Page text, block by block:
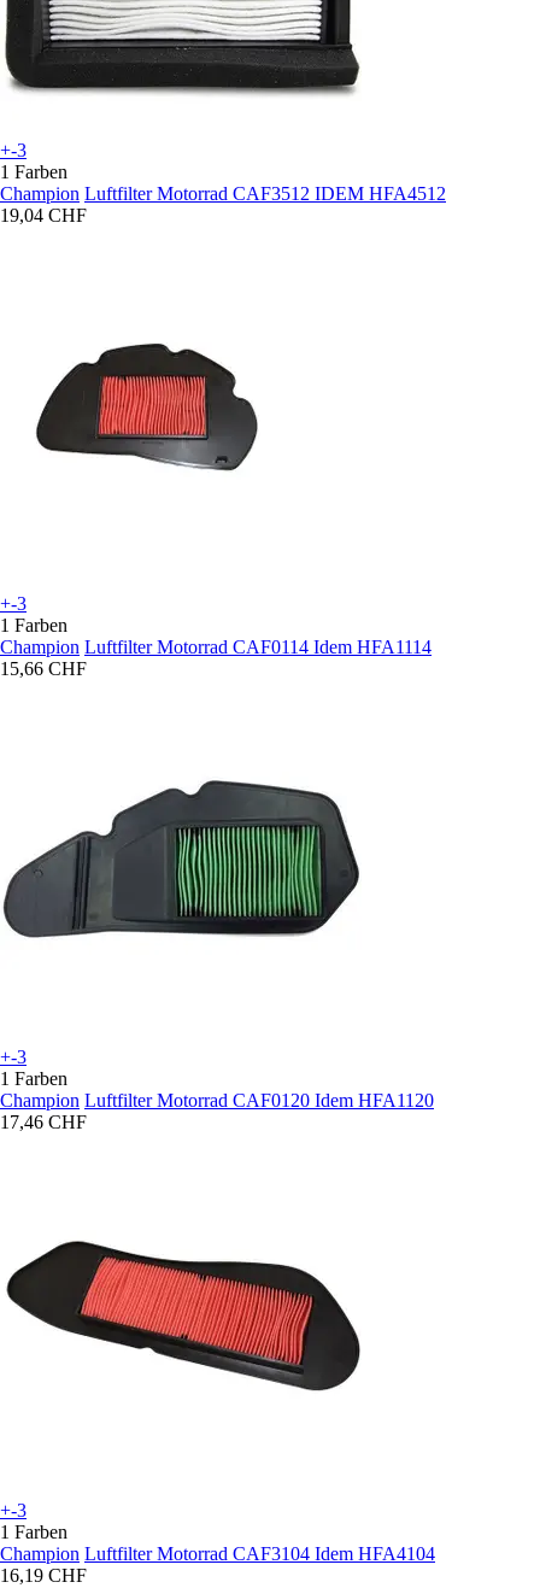
+-3
1 Farben
Champion Luftfilter Motorrad CAF3512 IDEM HFA4512
19,04 CHF
+-3
1 Farben
Champion Luftfilter Motorrad CAF0114 Idem HFA1114
15,66 CHF
+-3
1 Farben
Champion Luftfilter Motorrad CAF0120 Idem HFA1120
17,46 CHF
+-3
1 Farben
Champion Luftfilter Motorrad CAF3104 Idem HFA4104
16,19 CHF